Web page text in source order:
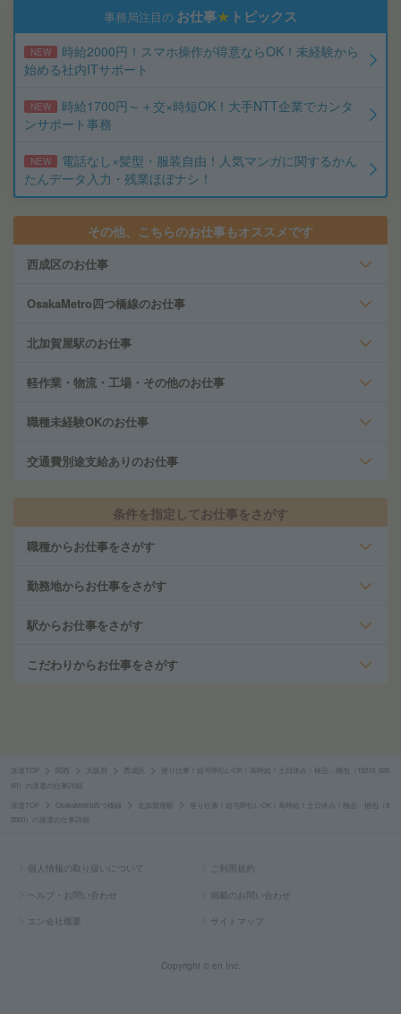
事務局注目の お仕事★ トピックス
NEW
時給2000円！スマホ操作が得意ならOK！未経験から
始める社内ITサポート
NEW
時給1700円～＋交×時短OK！大手NTT企業でカンタ
ンサポート事務
NEW
電話なし×髪型・服装自由！人気マンガに関するかん
たんデータ入力・残業ほぼナシ！
その他、こちらのお仕事もオススメです
西成区のお仕事
OsakaMetro四つ橋線のお仕事
北加賀屋駅のお仕事
軽作業・物流・工場・その他のお仕事
職種未経験OKのお仕事
交通費別途支給ありのお仕事
条件を指定してお仕事をさがす
職種からお仕事をさがす
勤務地からお仕事をさがす
駅からお仕事をさがす
こだわりからお仕事をさがす
派遣TOP 大阪府 西成区
座り仕事！給与即払いOK！高時給！土日休み！検品・梱包（10210_820
60）の派遣の仕事詳細
派遣TOP OsakaMetro四つ橋線 北加賀屋駅
座り仕事！給与即払いOK！高時給！土日休み！検品・梱包（8
2060）の派遣の仕事詳細
個人情報の取り扱いについて ご利用規約
ヘルプ・お問い合わせ 掲載のお問い合わせ
エン会社概要 サイトマップ
Copyright © en Inc.